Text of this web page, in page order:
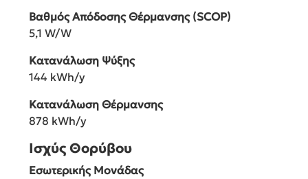
Βαθμός Απόδοσης Θέρμανσης (SCOP)
5,1 W/W
Κατανάλωση Ψύξης
144 kWh/y
Κατανάλωση Θέρμανσης
878 kWh/y
Ισχύς Θορύβου
Εσωτερικής Μονάδας